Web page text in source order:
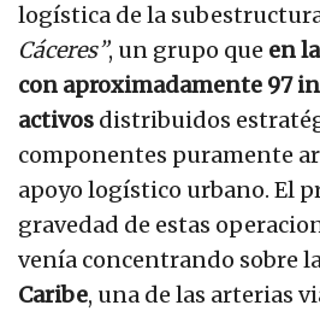
logística de la
Cáceres”, un grupo que en
con aproximadamente 97
activos distribuidos
componentes puramente
apoyo logístico urbano. El
gravedad de estas
venía concentrando sobre
Caribe, una de las arterias